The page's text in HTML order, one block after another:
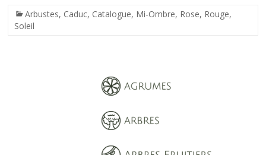
Arbustes, Caduc, Catalogue, Mi-Ombre, Rose, Rouge,
Soleil